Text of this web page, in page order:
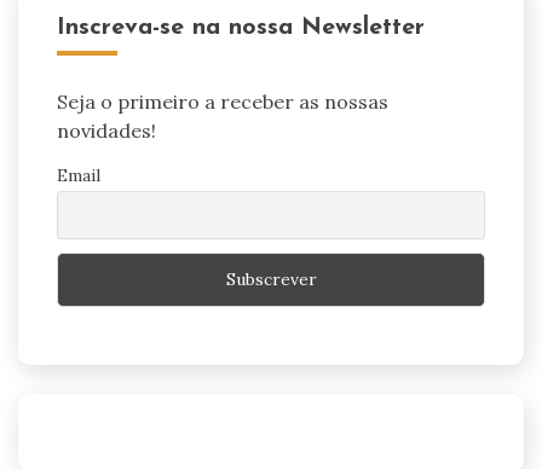
Inscreva-se na nossa Newsletter
Seja o primeiro a receber as nossas
novidades!
Email